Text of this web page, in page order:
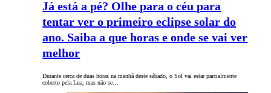
Já está a pé? Olhe para o céu para
tentar ver o primeiro eclipse solar do
ano. Saiba a que horas e onde se vai ver
melhor
Durante cerca de duas horas na manhã deste sábado, o Sol vai estar parcialmente
coberto pela Lua, mas não se…